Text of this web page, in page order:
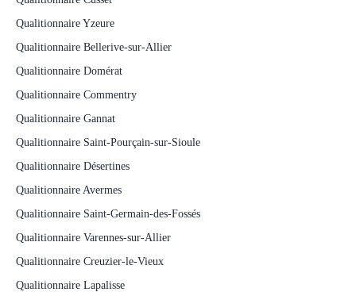
Qualitionnaire Yzeure
Qualitionnaire Bellerive-sur-Allier
Qualitionnaire Domérat
Qualitionnaire Commentry
Qualitionnaire Gannat
Qualitionnaire Saint-Pourçain-sur-Sioule
Qualitionnaire Désertines
Qualitionnaire Avermes
Qualitionnaire Saint-Germain-des-Fossés
Qualitionnaire Varennes-sur-Allier
Qualitionnaire Creuzier-le-Vieux
Qualitionnaire Lapalisse